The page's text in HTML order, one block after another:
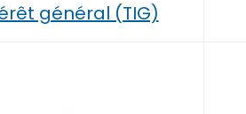
général (TIG)